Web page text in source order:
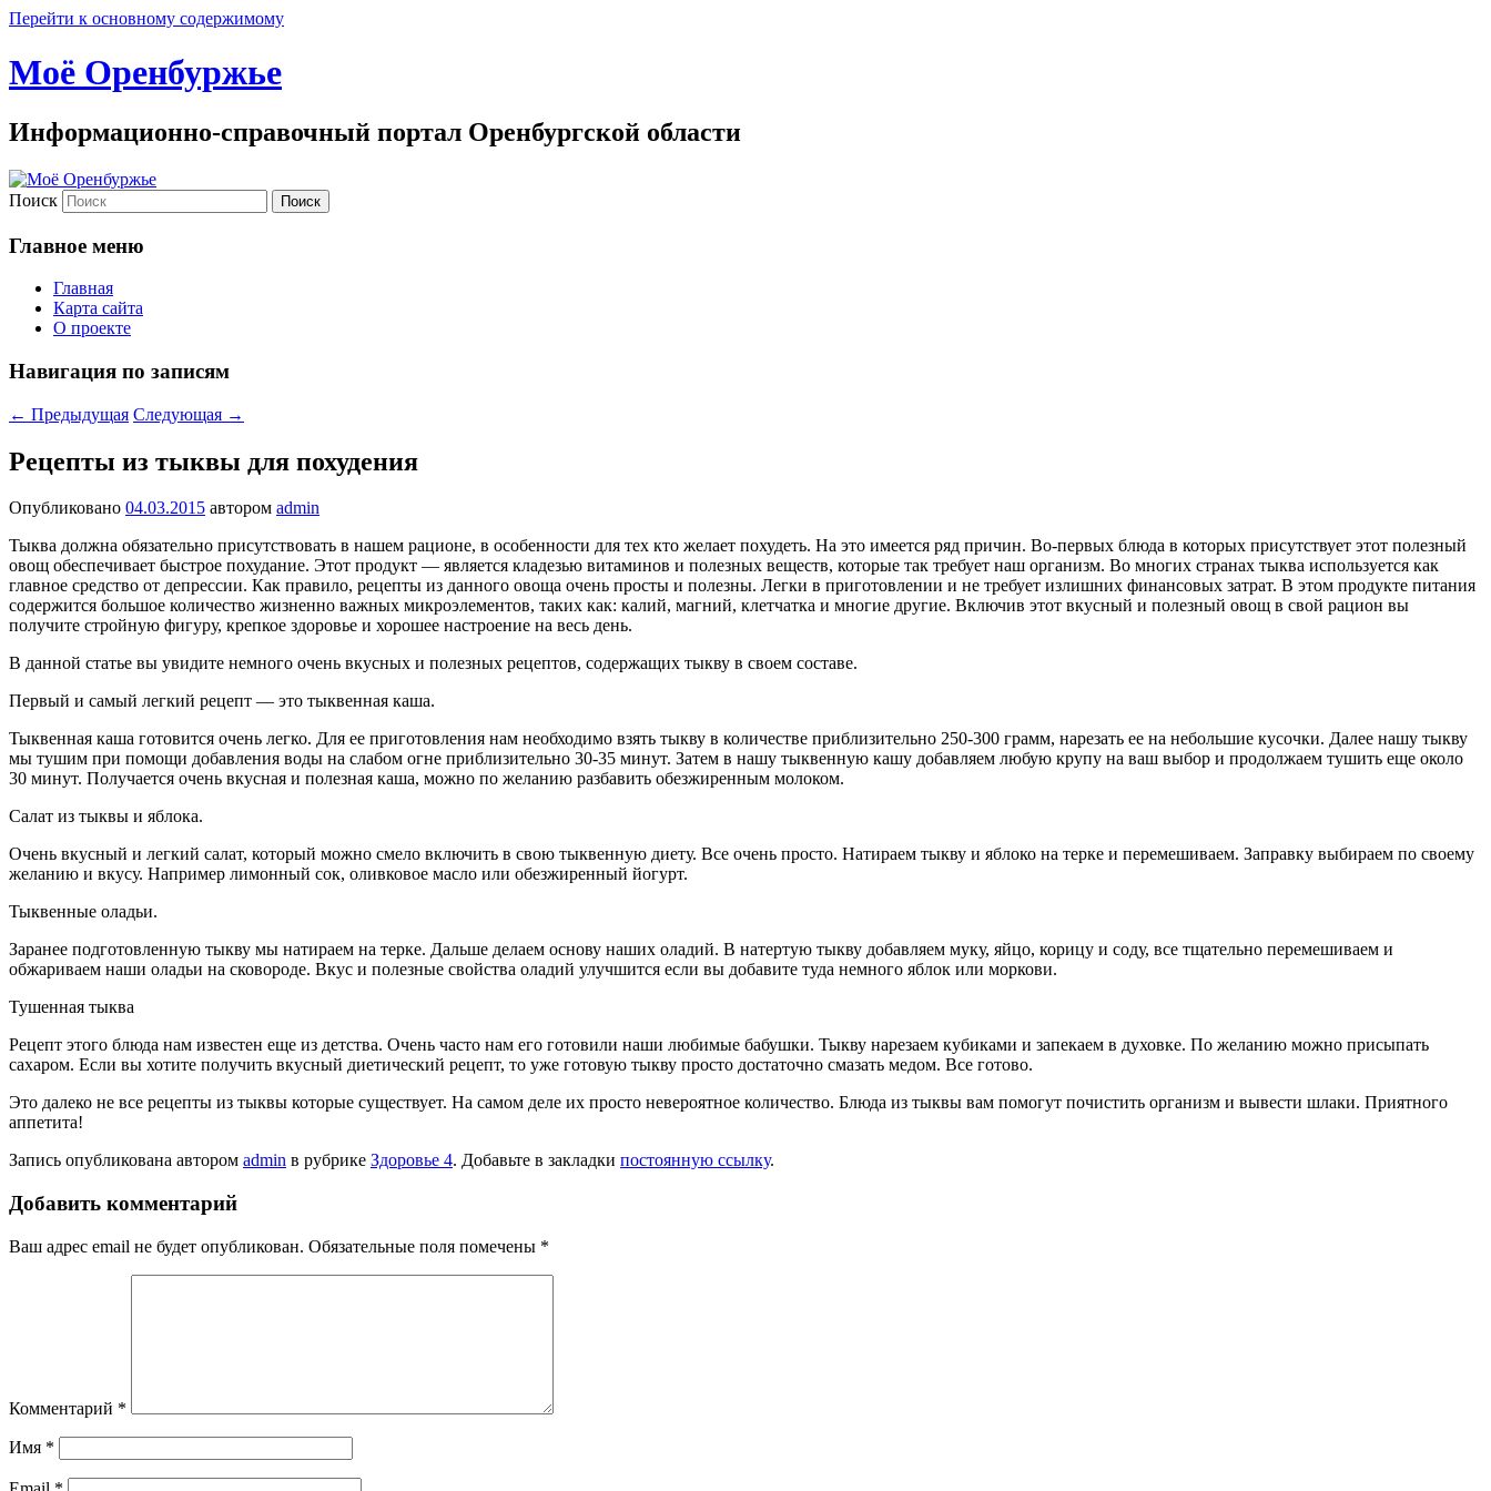
Перейти к основному содержимому
Моё Оренбуржье
Информационно-справочный портал Оренбургской области
Поиск
Главное меню
Главная
Карта сайта
О проекте
Навигация по записям
← Предыдущая Следующая →
Рецепты из тыквы для похудения
Опубликовано 04.03.2015 автором admin
Тыква должна обязательно присутствовать в нашем рационе, в особенности для тех кто желает похудеть. На это имеется ряд причин. Во-первых блюда в которых присутствует этот полезный
овощ обеспечивает быстрое похудание. Этот продукт — является кладезью витаминов и полезных веществ, которые так требует наш организм. Во многих странах тыква используется как
главное средство от депрессии. Как правило, рецепты из данного овоща очень просты и полезны. Легки в приготовлении и не требует излишних финансовых затрат. В этом продукте питания
содержится большое количество жизненно важных микроэлементов, таких как: калий, магний, клетчатка и многие другие. Включив этот вкусный и полезный овощ в свой рацион вы
получите стройную фигуру, крепкое здоровье и хорошее настроение на весь день.
В данной статье вы увидите немного очень вкусных и полезных рецептов, содержащих тыкву в своем составе.
Первый и самый легкий рецепт — это тыквенная каша.
Тыквенная каша готовится очень легко. Для ее приготовления нам необходимо взять тыкву в количестве приблизительно 250-300 грамм, нарезать ее на небольшие кусочки. Далее нашу тыкву
мы тушим при помощи добавления воды на слабом огне приблизительно 30-35 минут. Затем в нашу тыквенную кашу добавляем любую крупу на ваш выбор и продолжаем тушить еще около
30 минут. Получается очень вкусная и полезная каша, можно по желанию разбавить обезжиренным молоком.
Салат из тыквы и яблока.
Очень вкусный и легкий салат, который можно смело включить в свою тыквенную диету. Все очень просто. Натираем тыкву и яблоко на терке и перемешиваем. Заправку выбираем по своему
желанию и вкусу. Например лимонный сок, оливковое масло или обезжиренный йогурт.
Тыквенные оладьи.
Заранее подготовленную тыкву мы натираем на терке. Дальше делаем основу наших оладий. В натертую тыкву добавляем муку, яйцо, корицу и соду, все тщательно перемешиваем и
обжариваем наши оладьи на сковороде. Вкус и полезные свойства оладий улучшится если вы добавите туда немного яблок или моркови.
Тушенная тыква
Рецепт этого блюда нам известен еще из детства. Очень часто нам его готовили наши любимые бабушки. Тыкву нарезаем кубиками и запекаем в духовке. По желанию можно присыпать
сахаром. Если вы хотите получить вкусный диетический рецепт, то уже готовую тыкву просто достаточно смазать медом. Все готово.
Это далеко не все рецепты из тыквы которые существует. На самом деле их просто невероятное количество. Блюда из тыквы вам помогут почистить организм и вывести шлаки. Приятного
аппетита!
Запись опубликована автором admin в рубрике Здоровье 4. Добавьте в закладки постоянную ссылку.
Добавить комментарий
Ваш адрес email не будет опубликован. Обязательные поля помечены *
Комментарий *
Имя *